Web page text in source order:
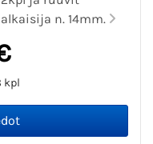
n. 14mm.
kpl